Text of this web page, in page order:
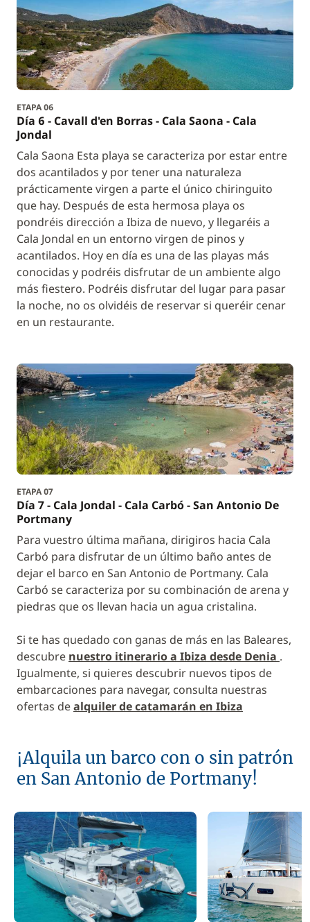
ETAPA 06
Día 6 - Cavall d'en Borras - Cala Saona - Cala
Jondal
Cala Saona Esta playa se caracteriza por estar entre
dos acantilados y por tener una naturaleza
prácticamente virgen a parte el único chiringuito
que hay. Después de esta hermosa playa os
pondréis dirección a Ibiza de nuevo, y llegaréis a
Cala Jondal en un entorno virgen de pinos y
acantilados. Hoy en día es una de las playas más
conocidas y podréis disfrutar de un ambiente algo
más fiestero. Podréis disfrutar del lugar para pasar
la noche, no os olvidéis de reservar si queréir cenar
en un restaurante.
ETAPA 07
Día 7 - Cala Jondal - Cala Carbó - San Antonio De
Portmany
Para vuestro última mañana, dirigiros hacia Cala
Carbó para disfrutar de un último baño antes de
dejar el barco en San Antonio de Portmany. Cala
Carbó se caracteriza por su combinación de arena y
piedras que os llevan hacia un agua cristalina.
Si te has quedado con ganas de más en las Baleares,
descubre nuestro itinerario a Ibiza desde Denia .
Igualmente, si quieres descubrir nuevos tipos de
embarcaciones para navegar, consulta nuestras
ofertas dealquiler de catamarán en Ibiza
¡Alquila un barco con o sin patrón
en San Antonio de Portmany!